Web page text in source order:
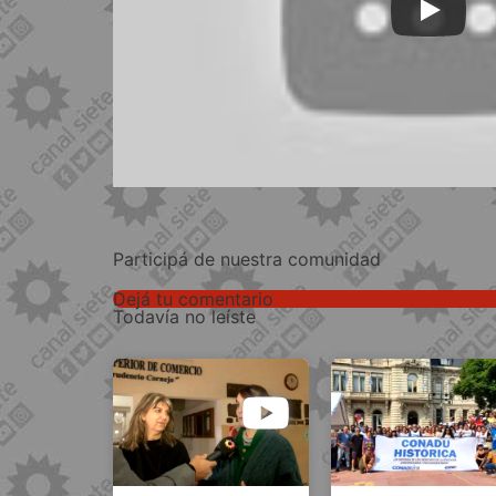
Participá de nuestra comunidad
Dejá tu comentario
Todavía no leíste